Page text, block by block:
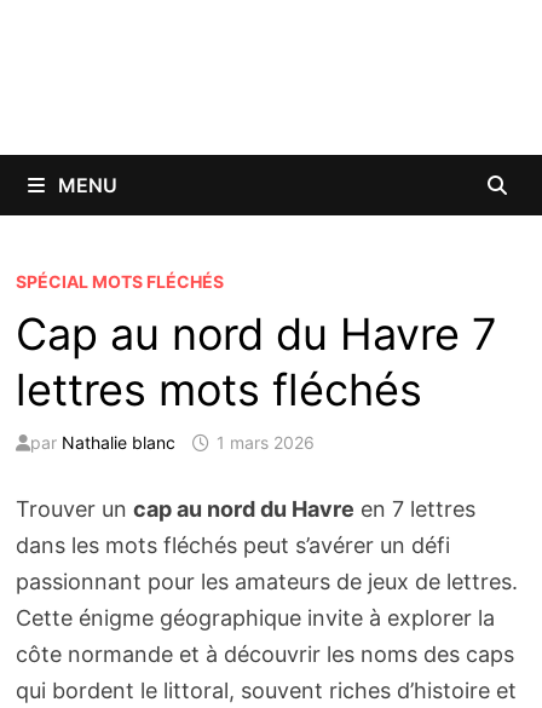
MENU
SPÉCIAL MOTS FLÉCHÉS
Cap au nord du Havre 7
lettres mots fléchés
par Nathalie blanc 1 mars 2026
Trouver un cap au nord du Havre en 7 lettres
dans les mots fléchés peut s’avérer un défi
passionnant pour les amateurs de jeux de lettres.
Cette énigme géographique invite à explorer la
côte normande et à découvrir les noms des caps
qui bordent le littoral, souvent riches d’histoire et